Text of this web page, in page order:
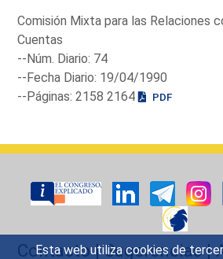
Esta web utiliza cookies de
Comisión Mixta para las Relaciones
Cuentas
--Núm. Diario: 74
--Fecha Diario: 19/04/1990
--Páginas: 2158 2164
PDF
Contacto|Sugerencias|